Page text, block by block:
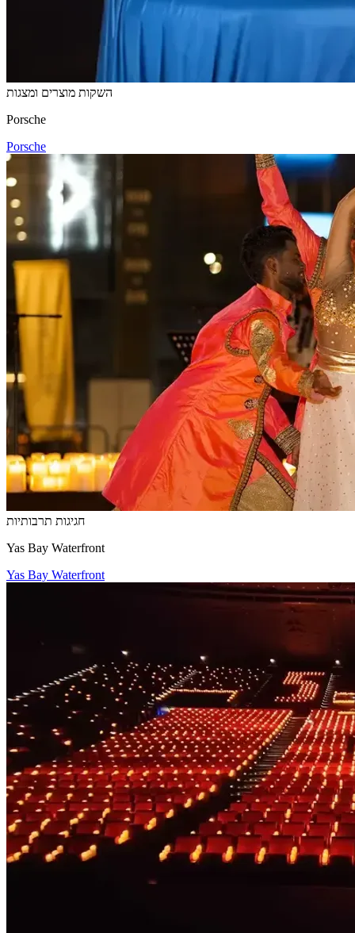
השקות מוצרים ומצגות
Porsche
Porsche
חגיגות תרבותיות
Yas Bay Waterfront
Yas Bay Waterfront